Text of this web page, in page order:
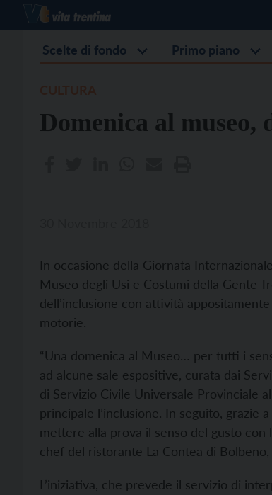
Scelte di fondo Primo piano
Domenica al
In occasione della Giornata
Museo degli Usi e Costumi della Gente
dell’inclusione con attività
motorie.
“Una domenica al Museo… per tutti i
ad alcune sale espositive, curata dai
di Servizio Civile Universale Provinciale
principale l’inclusione. In seguito, grazie
mettere alla prova il senso del gusto con
chef del ristorante La Contea di
L’iniziativa, che prevede il servizio di